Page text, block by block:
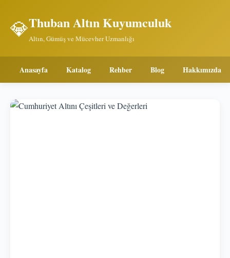
💎Thuban Altın Kuyumculuk
Altın, Gümüş ve Mücevher Uzmanlığı
Anasayfa Katalog Rehber Blog Hakkımızda